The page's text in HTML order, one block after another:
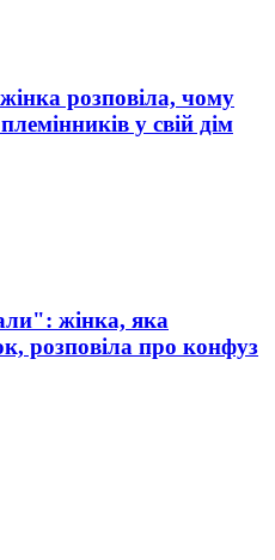
розповіла, чому
у свій дім
жінка, яка
розповіла про конфуз